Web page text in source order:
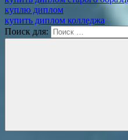
куплю диплом
купить диплом колледжа
Поиск для: